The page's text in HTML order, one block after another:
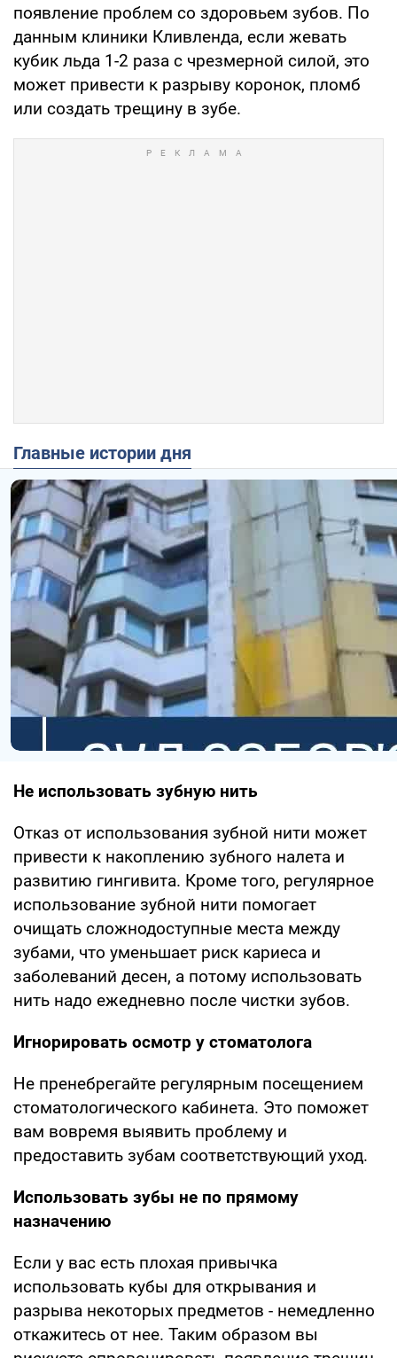
появление проблем со здоровьем зубов. По
данным клиники Кливленда, если жевать
кубик льда 1-2 раза с чрезмерной силой, это
может привести к разрыву коронок, пломб
или создать трещину в зубе.
Главные истории дня
Не использовать зубную нить
Отказ от использования зубной нити может
привести к накоплению зубного налета и
развитию гингивита. Кроме того, регулярное
использование зубной нити помогает
очищать сложнодоступные места между
зубами, что уменьшает риск кариеса и
заболеваний десен, а потому использовать
нить надо ежедневно после чистки зубов.
Игнорировать осмотр у стоматолога
Не пренебрегайте регулярным посещением
стоматологического кабинета. Это поможет
вам вовремя выявить проблему и
предоставить зубам соответствующий уход.
Использовать зубы не по прямому
назначению
Если у вас есть плохая привычка
использовать кубы для открывания и
разрыва некоторых предметов - немедленно
откажитесь от нее. Таким образом вы